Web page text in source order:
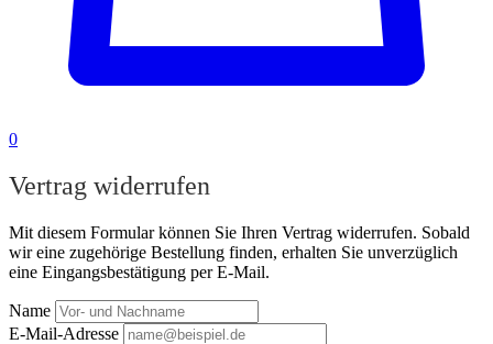
0
Vertrag widerrufen
Mit diesem Formular können Sie Ihren Vertrag widerrufen. Sobald
wir eine zugehörige Bestellung finden, erhalten Sie unverzüglich
eine Eingangsbestätigung per E-Mail.
Name
E-Mail-Adresse